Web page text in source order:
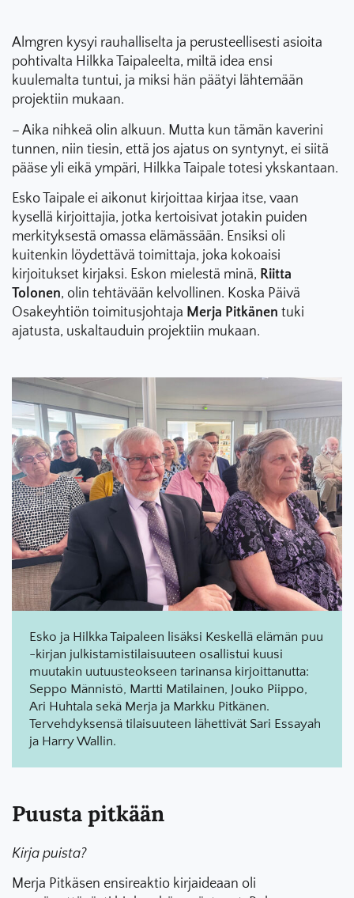
Almgren kysyi rauhalliselta ja perusteellisesti asioita
pohtivalta Hilkka Taipaleelta, miltä idea ensi
kuulemalta tuntui, ja miksi hän päätyi lähtemään
projektiin mukaan.
– Aika nihkeä olin alkuun. Mutta kun tämän kaverini
tunnen, niin tiesin, että jos ajatus on syntynyt, ei siitä
pääse yli eikä ympäri, Hilkka Taipale totesi ykskantaan.
Esko Taipale ei aikonut kirjoittaa kirjaa itse, vaan
kysellä kirjoittajia, jotka kertoisivat jotakin puiden
merkityksestä omassa elämässään. Ensiksi oli
kuitenkin löydettävä toimittaja, joka kokoaisi
kirjoitukset kirjaksi. Eskon mielestä minä, Riitta
Tolonen, olin tehtävään kelvollinen. Koska Päivä
Osakeyhtiön toimitusjohtaja Merja Pitkänen tuki
ajatusta, uskaltauduin projektiin mukaan.
Esko ja Hilkka Taipaleen lisäksi Keskellä elämän puu
-kirjan julkistamistilaisuuteen osallistui kuusi
muutakin uutuusteokseen tarinansa kirjoittanutta:
Seppo Männistö, Martti Matilainen, Jouko Piippo,
Ari Huhtala sekä Merja ja Markku Pitkänen.
Tervehdyksensä tilaisuuteen lähettivät Sari Essayah
ja Harry Wallin.
Puusta pitkään
Kirja puista?
Merja Pitkäsen ensireaktio kirjaideaan oli